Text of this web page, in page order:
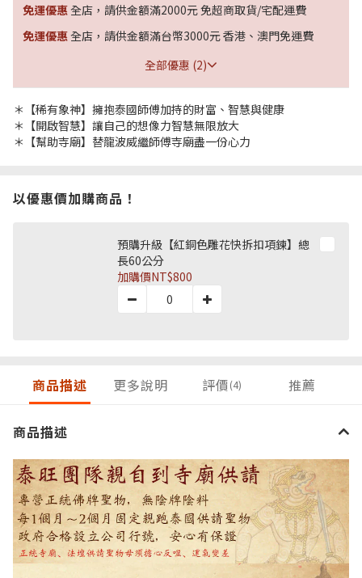
免運優惠全店，請供金額滿2000元 免超商取貨/宅配運費
免運優惠全店，請供金額滿台幣3000元 香港、澳門免運費
全部優惠 (2)
＊【稀有象神】擁抱泰國師傅加持的財富、智慧與健康
＊【開啟智慧】讓自己的想像力智慧無限放大
＊【幫助寺廟】替龍波威繼師傅寺廟盡一份心力
以優惠價加購商品！
預購升級【紅銅色雕花快拆扣項鍊】總
長60公分
加購價NT$800
商品描述 更多說明 評價(4) 推薦
商品描述